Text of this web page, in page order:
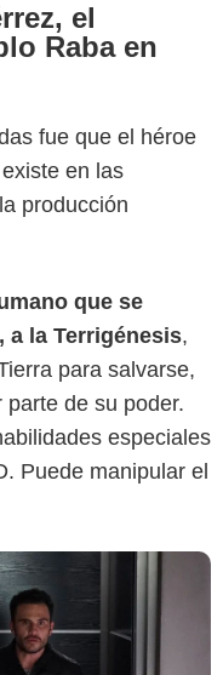
el
Raba en
fue que el héroe
en las
producción
que se
a la Terrigénesis,
para salvarse,
de su poder.
especiales
Puede manipular el